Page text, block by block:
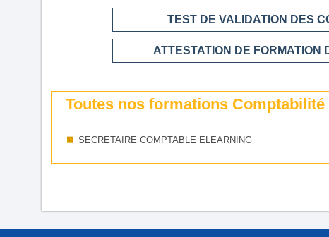
TEST DE VALIDATION DES
ATTESTATION DE FORMATION
Toutes nos formations
SECRETAIRE COMPTABLE ELEARNING